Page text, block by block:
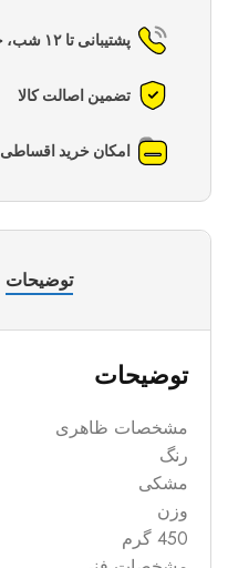
پشتیبانی تا ۱۲ شب، حتی جمعه‌ها
تضمین اصالت کالا
امکان خرید اقساطی
توضیحات
توضیحات
مشخصات ظاهری
رنگ
مشکی
وزن
450 گرم